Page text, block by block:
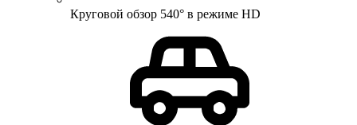
Круговой обзор 540° в режиме HD